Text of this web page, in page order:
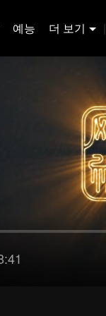
예능 더 보기 |